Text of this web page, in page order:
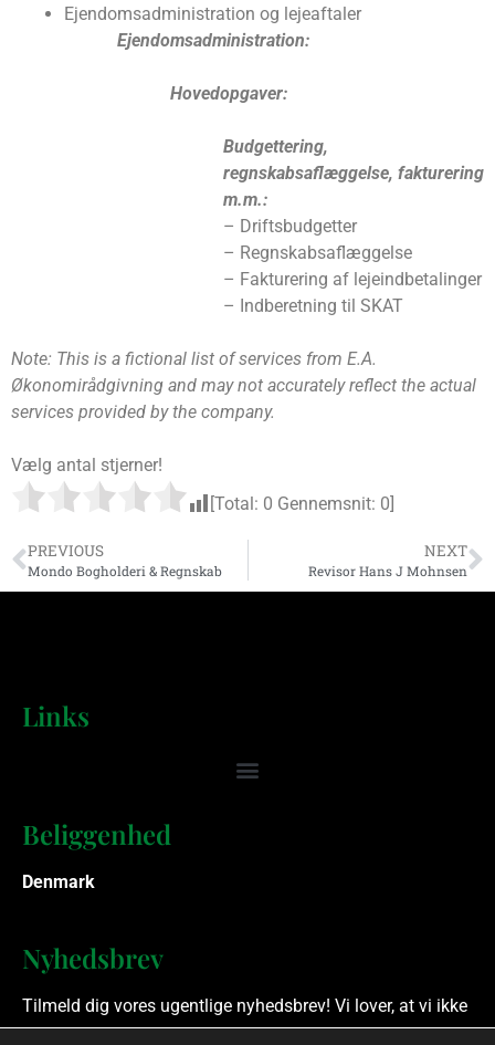
Ejendomsadministration og lejeaftaler
Ejendomsadministration:
Hovedopgaver:
Budgettering,
regnskabsaflæggelse, fakturering
m.m.:
– Driftsbudgetter
– Regnskabsaflæggelse
– Fakturering af lejeindbetalinger
– Indberetning til SKAT
Note: This is a fictional list of services from E.A.
Økonomirådgivning and may not accurately reflect the actual
services provided by the company.
Vælg antal stjerner!
[Total: 0 Gennemsnit: 0
PREVIOUS
Mondo Bogholderi & Regnskab
NEXT
Revisor Hans J Mohnsen
Links
Beliggenhed
Denmark
Nyhedsbrev
Tilmeld dig vores ugentlige nyhedsbrev! Vi lover, at vi ikke
spammer.